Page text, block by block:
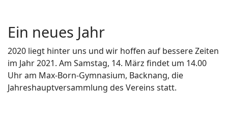
Ein neues Jahr
2020 liegt hinter uns und wir hoffen auf bessere Zeiten
im Jahr 2021. Am Samstag, 14. März findet um 14.00
Uhr am Max-Born-Gymnasium, Backnang, die
Jahreshauptversammlung des Vereins statt.